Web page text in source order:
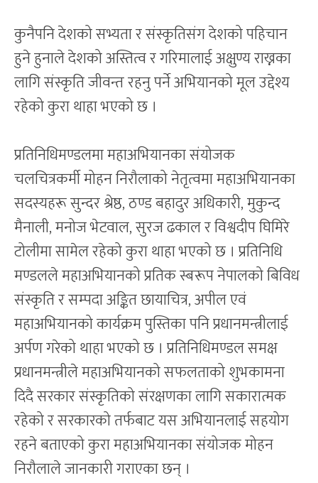
कुनैपनि देशको सभ्यता र संस्कृतिसंग देशको पहिचान
हुने हुनाले देशको अस्तित्व र गरिमालाई अक्षुण्य राख्नका
लागि संस्कृति जीवन्त रहनु पर्ने अभियानको मूल उद्देश्य
रहेको कुरा थाहा भएको छ ।
प्रतिनिधिमण्डलमा महाअभियानका संयोजक
चलचित्रकर्मी मोहन निरौलाको नेतृत्वमा महाअभियानका
सदस्यहरू सुन्दर श्रेष्ठ, ठण्ड बहादुर अधिकारी, मुकुन्द
मैनाली, मनोज भेटवाल, सुरज ढकाल र विश्वदीप घिमिरे
टोलीमा सामेल रहेको कुरा थाहा भएको छ । प्रतिनिधि
मण्डलले महाअभियानको प्रतिक स्बरूप नेपालको बिविध
संस्कृति र सम्पदा अङ्कित छायाचित्र, अपील एवं
महाअभियानको कार्यक्रम पुस्तिका पनि प्रधानमन्त्रीलाई
अर्पण गरेको थाहा भएको छ । प्रतिनिधिमण्डल समक्ष
प्रधानमन्त्रीले महाअभियानको सफलताको शुभकामना
दिदै सरकार संस्कृतिको संरक्षणका लागि सकारात्मक
रहेको र सरकारको तर्फबाट यस अभियानलाई सहयोग
रहने बताएको कुरा महाअभियानका संयोजक मोहन
निरौलाले जानकारी गराएका छन् ।